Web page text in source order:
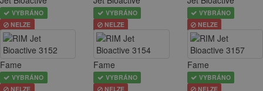
VYBRÁNO
NELZE
VYBRÁNO
NELZE
VYBRÁNO
NELZE
Fame
VYBRÁNO
NELZE
Fame
VYBRÁNO
NELZE
Fame
VYBRÁNO
NELZE